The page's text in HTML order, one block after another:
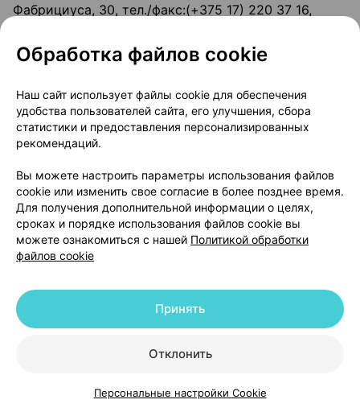
КаталогКорзинаИзбранноеПрофиль
Фабрициуса, 30, тел./факс:(+375 17) 220 37 16,
e-maiI: medic@belmedpreparaty.com
Цены в аптекахМинск
• без рецепта
Инструкция
4,29 — 4,98 р.
Обработка файлов cookie
Наш сайт использует файлы cookie для обеспечения
удобства пользователей сайта, его улучшения, сбора
статистики и предоставления персонализированных
рекомендаций.
Вы можете настроить параметры использования файлов
cookie или изменить свое согласие в более позднее время.
Для получения дополнительной информации о целях,
сроках и порядке использования файлов cookie вы
можете ознакомиться с нашей Политикой обработки
файлов cookie
Отклонить
Принять
Персональные настройки Cookie